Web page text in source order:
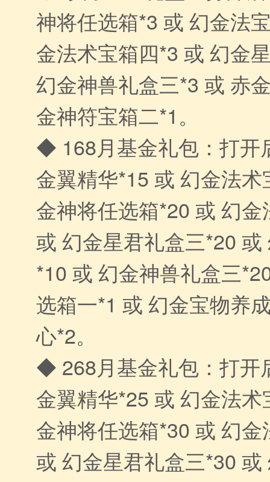
神将任选箱*3 或 幻金法
金法术宝箱四*3 或 幻金
幻金神兽礼盒三*3 或 赤
金神符宝箱二*1。
◆ 168月基金礼包：打开
金翼精华*15 或 幻金法
金神将任选箱*20 或 幻
或 幻金星君礼盒三*20
*10 或 幻金神兽礼盒三
选箱一*1 或 幻金宝物养
心*2。
◆ 268月基金礼包：打开
金翼精华*25 或 幻金法
金神将任选箱*30 或 幻
或 幻金星君礼盒三*30